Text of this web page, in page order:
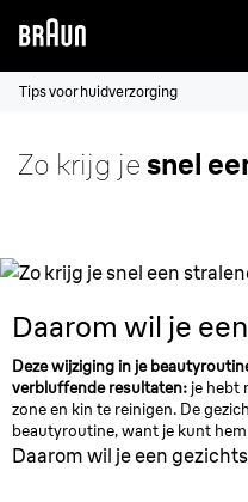
Tips voor huidverzorging
Zo krijg je snel
Daarom wil je
Deze wijziging in je
verbluffende resultaten: je hebt
zone en kin te reinigen. De
beautyroutine, want je kunt
Daarom wil je een